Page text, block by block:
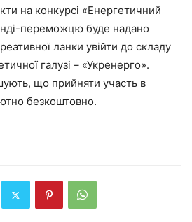
на конкурсі «Енергетичний
переможцю буде надано
ланки увійти до складу
галузі – «Укренерго».
що прийняти участь в
безкоштовно.